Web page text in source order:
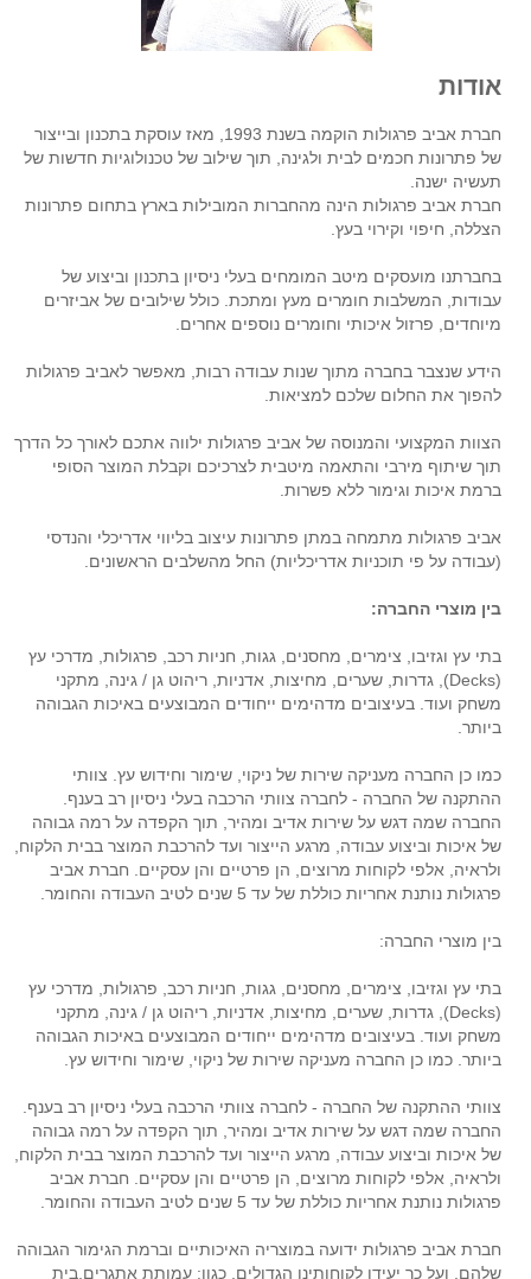
אודות
חברת אביב פרגולות הוקמה בשנת 1993, מאז עוסקת בתכנון ובייצור
של פתרונות חכמים לבית ולגינה, תוך שילוב של טכנולוגיות חדשות של
תעשיה ישנה.
חברת אביב פרגולות הינה מהחברות המובילות בארץ בתחום פתרונות
הצללה, חיפוי וקירוי בעץ.
בחברתנו מועסקים מיטב המומחים בעלי ניסיון בתכנון וביצוע של
עבודות, המשלבות חומרים מעץ ומתכת. כולל שילובים של אביזרים
מיוחדים, פרזול איכותי וחומרים נוספים אחרים.
הידע שנצבר בחברה מתוך שנות עבודה רבות, מאפשר לאביב פרגולות
להפוך את החלום שלכם למציאות.
הצוות המקצועי והמנוסה של אביב פרגולות ילווה אתכם לאורך כל הדרך
תוך שיתוף מירבי והתאמה מיטבית לצרכיכם וקבלת המוצר הסופי
ברמת איכות וגימור ללא פשרות.
אביב פרגולות מתמחה במתן פתרונות עיצוב בליווי אדריכלי והנדסי
(עבודה על פי תוכניות אדריכליות) החל מהשלבים הראשונים.
בין מוצרי החברה:
בתי עץ וגזיבו, צימרים, מחסנים, גגות, חניות רכב, פרגולות, מדרכי עץ
(Decks), גדרות, שערים, מחיצות, אדניות, ריהוט גן / גינה, מתקני
משחק ועוד. בעיצובים מדהימים ייחודים המבוצעים באיכות הגבוהה
ביותר.
כמו כן החברה מעניקה שירות של ניקוי, שימור וחידוש עץ. צוותי
ההתקנה של החברה - לחברה צוותי הרכבה בעלי ניסיון רב בענף.
החברה שמה דגש על שירות אדיב ומהיר, תוך הקפדה על רמה גבוהה
של איכות וביצוע עבודה, מרגע הייצור ועד להרכבת המוצר בבית הלקוח,
ולראיה, אלפי לקוחות מרוצים, הן פרטיים והן עסקיים. חברת אביב
פרגולות נותנת אחריות כוללת של עד 5 שנים לטיב העבודה והחומר.
בין מוצרי החברה:
בתי עץ וגזיבו, צימרים, מחסנים, גגות, חניות רכב, פרגולות, מדרכי עץ
(Decks), גדרות, שערים, מחיצות, אדניות, ריהוט גן / גינה, מתקני
משחק ועוד. בעיצובים מדהימים ייחודים המבוצעים באיכות הגבוהה
ביותר. כמו כן החברה מעניקה שירות של ניקוי, שימור וחידוש עץ.
צוותי ההתקנה של החברה - לחברה צוותי הרכבה בעלי ניסיון רב בענף.
החברה שמה דגש על שירות אדיב ומהיר, תוך הקפדה על רמה גבוהה
של איכות וביצוע עבודה, מרגע הייצור ועד להרכבת המוצר בבית הלקוח,
ולראיה, אלפי לקוחות מרוצים, הן פרטיים והן עסקיים. חברת אביב
פרגולות נותנת אחריות כוללת של עד 5 שנים לטיב העבודה והחומר.
חברת אביב פרגולות ידועה במוצריה האיכותיים וברמת הגימור הגבוהה
שלהם, ועל כך יעידו לקוחותינו הגדולים, כגון: עמותת אתגרים,בית